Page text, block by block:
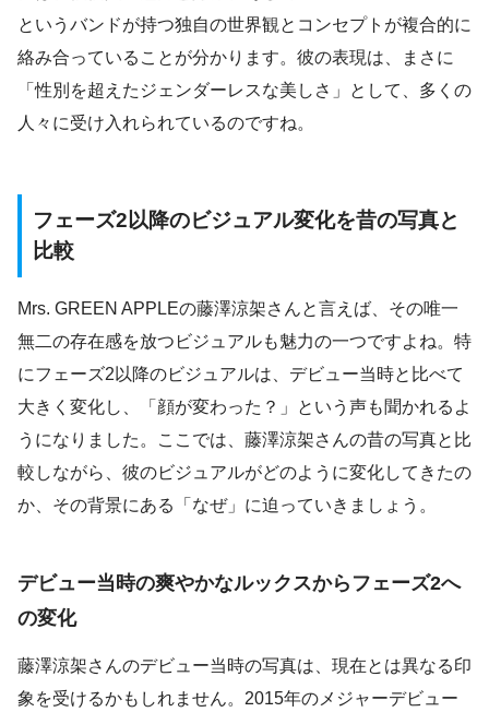
というバンドが持つ独自の世界観とコンセプトが複合的に
絡み合っていることが分かります。彼の表現は、まさに
「性別を超えたジェンダーレスな美しさ」として、多くの
人々に受け入れられているのですね。
フェーズ2以降のビジュアル変化を昔の写真と
比較
Mrs. GREEN APPLEの藤澤涼架さんと言えば、その唯一
無二の存在感を放つビジュアルも魅力の一つですよね。特
にフェーズ2以降のビジュアルは、デビュー当時と比べて
大きく変化し、「顔が変わった？」という声も聞かれるよ
うになりました。ここでは、藤澤涼架さんの昔の写真と比
較しながら、彼のビジュアルがどのように変化してきたの
か、その背景にある「なぜ」に迫っていきましょう。
デビュー当時の爽やかなルックスからフェーズ2へ
の変化
藤澤涼架さんのデビュー当時の写真は、現在とは異なる印
象を受けるかもしれません。2015年のメジャーデビュー